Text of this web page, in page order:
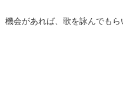
機会があれば、歌を詠んでもら